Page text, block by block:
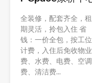
全装修，配套齐全，租
期灵活，拎包入住 省
钱：一价全包，按工位
计费，入住后免收物业
费、水费、电费、空调
费、清洁费...